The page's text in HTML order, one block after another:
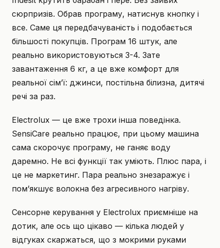
сюрпризів. Обрав програму, натиснув кнопку і
все. Саме ця передбачуваність і подобається
більшості покупців. Програм 16 штук, але
реально використовуються 3-4. Зате
завантаження 6 кг, а це вже комфорт для
реальної сім’ї: джинси, постільна білизна, дитячі
речі за раз.
Electrolux — це вже трохи інша поведінка.
SensiCare реально працює, при цьому машина
сама скорочує програму, не ганяє воду
даремно. Не всі функції так уміють. Плюс пара, і
це не маркетинг. Пара реально знезаражує і
пом’якшує волокна без агресивного нагріву.
Сенсорне керування у Electrolux приємніше на
дотик, але ось що цікаво — кілька людей у
відгуках скаржаться, що з мокрими руками